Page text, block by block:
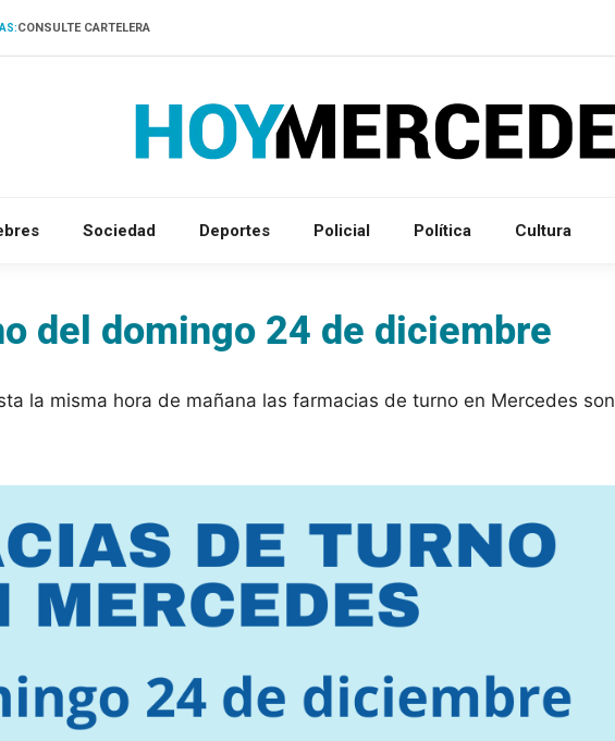
CONSULTE CARTELERA
Sociedad Deportes Policial Política Cultura
del domingo 24 de diciembre
la misma hora de mañana las farmacias de turno en Mercedes son